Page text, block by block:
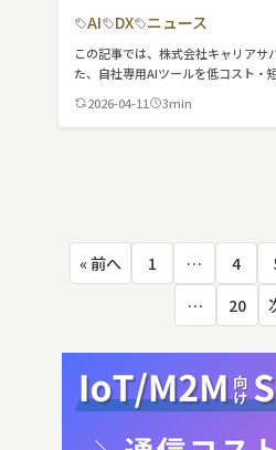
AI DX ニュース
この記事では、株式会社キャリアサ
た、自社専用AIツールを低コスト・
2026-04-11 3min
投
稿
ー
« 前へ 1 … 4
…
20